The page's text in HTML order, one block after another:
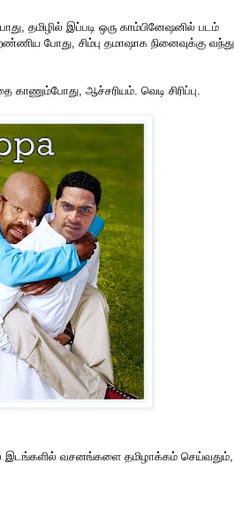
தமிழில் இப்படி ஒரு காம்பினேஷனில் படம்
போது, சிம்பு தமாஷாக நினைவுக்கு வந்து
காணும்போது, ஆச்சரியம். வெடி சிரிப்பு.
இடங்களில் வசனங்களை தமிழாக்கம் செய்வதும்,